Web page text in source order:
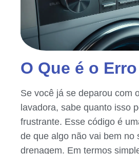
O Que é o
Se você já se deparou com
lavadora, sabe quanto isso
frustrante. Esse código é
de que algo não vai bem no
drenagem. Em termos